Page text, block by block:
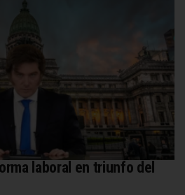
laboral en triunfo del